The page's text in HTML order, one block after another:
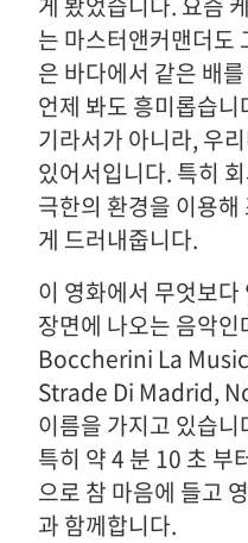
는 마스터앤커맨더도
은 바다에서 같은 배
언제 봐도 흥미롭습
기라서가 아니라, 우
있어서입니다. 특히
극한의 환경을 이용
게 드러내줍니다.
이 영화에서 무엇보
장면에 나오는 음악
Boccherini La
Strade Di Madrid,
이름을 가지고 있습
특히 약 4 분 10 초 부
으로 참 마음에 들고
과 함께합니다.